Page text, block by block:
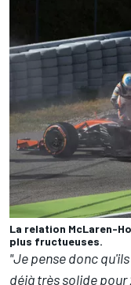
La relation McLaren-
plus fructueuses.
"Je pense donc
déjà très solide